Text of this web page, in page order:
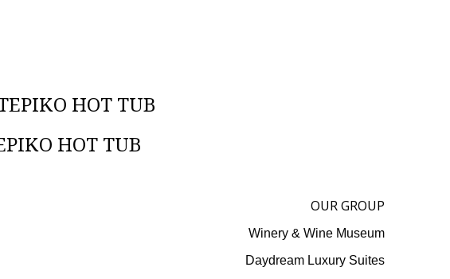
ΗOT ΤUB
ΗOT ΤUB
OUR GROUP
Winery & Wine Museum
Daydream Luxury Suites